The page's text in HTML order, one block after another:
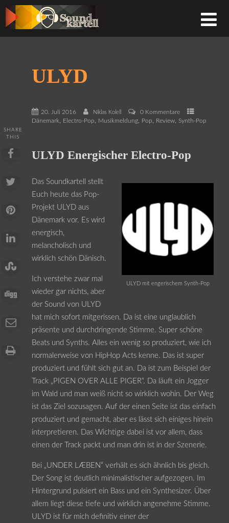
ULYD
20. Juli 2016 Niklas Kolell
0 Kommentare
Dänemark, Electro-Pop, Musikmeldung, Pop, Review, Synth-Pop
SHARE
THIS
ULYD Energischer Electro-Pop
ULYD mit engerischem Synth-Pop
Das Soundkartell stellt
Euch heute das Pop-
Projekt ULYD aus
Dänemark vor. Es wird
energisch,
melancholisch und
wirklich schön Dänisch.
Ich verstehe zwar mal
wieder gar nichts, aber
der Sound von ULYD
hat mich sofort mitgerissen. Da ist eine unglaublich
präsente und durchdringende Stimme. Super schöne
Beats und Synths. Alles ein wenig so produziert, wie ich
normalerweise von HipHop Acts kenne. Das ist super
produziert und fühlt sich gut an. Da ist zum Beispiel der
Track „PIGEN OVER ALLE PIGER“. Da läuft ein Jogger
im Wald und man weiß nicht so wirklich wohin. Der Weg
ist das Ziel sozusagen. Auf der einen Seite ist das einfach
produziert und gemacht, aber es lässt sich einiges hinein
interpretieren. Das Wichtige dabei ist vor allem, dass
einen der Track packt und man drin ist in der Szenerie.
Bei „UNDER LÆBEN“ verhält es sich ähnlich bis gleich.
Der Song ist deutlich minimalistischer aufgezogen. Im
Hintergrund pulsiert ein Bass und ein Synthesizer. Über
allem liegt diese tiefe und wirklich angenehme Stimme.
ULYD ist für mich definitiv einer der